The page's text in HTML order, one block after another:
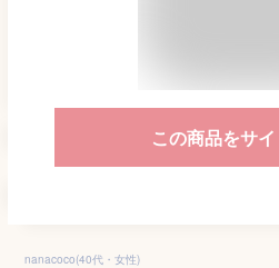
この商品をサ
nanacoco(40代・女性)